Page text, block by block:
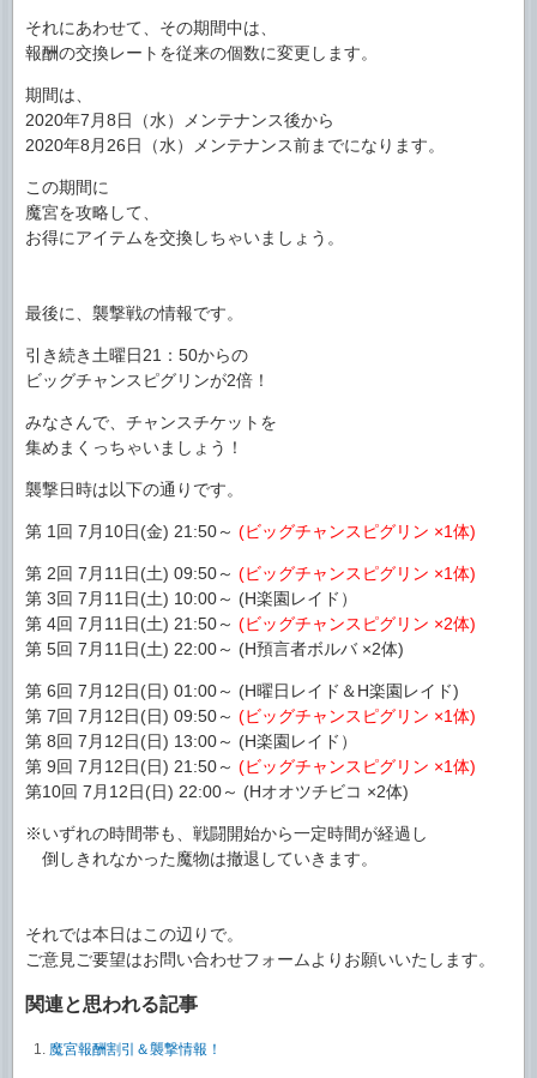
それにあわせて、その期間中は、
報酬の交換レートを従来の個数に変更します。
期間は、
2020年7月8日（水）メンテナンス後から
2020年8月26日（水）メンテナンス前までになります。
この期間に
魔宮を攻略して、
お得にアイテムを交換しちゃいましょう。
最後に、襲撃戦の情報です。
引き続き土曜日21：50からの
ビッグチャンスピグリンが2倍！
みなさんで、チャンスチケットを
集めまくっちゃいましょう！
襲撃日時は以下の通りです。
第 1回 7月10日(金) 21:50～ (ビッグチャンスピグリン ×1体)
第 2回 7月11日(土) 09:50～ (ビッグチャンスピグリン ×1体)
第 3回 7月11日(土) 10:00～ (H楽園レイド）
第 4回 7月11日(土) 21:50～ (ビッグチャンスピグリン ×2体)
第 5回 7月11日(土) 22:00～ (H預言者ボルバ ×2体)
第 6回 7月12日(日) 01:00～ (H曜日レイド＆H楽園レイド)
第 7回 7月12日(日) 09:50～ (ビッグチャンスピグリン ×1体)
第 8回 7月12日(日) 13:00～ (H楽園レイド）
第 9回 7月12日(日) 21:50～ (ビッグチャンスピグリン ×1体)
第10回 7月12日(日) 22:00～ (Hオオツチビコ ×2体)
※いずれの時間帯も、戦闘開始から一定時間が経過し
倒しきれなかった魔物は撤退していきます。
それでは本日はこの辺りで。
ご意見ご要望はお問い合わせフォームよりお願いいたします。
関連と思われる記事
魔宮報酬割引＆襲撃情報！